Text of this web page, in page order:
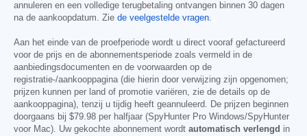
annuleren en een volledige terugbetaling ontvangen binnen 30 dagen
na de aankoopdatum. Zie de veelgestelde vragen.
Aan het einde van de proefperiode wordt u direct vooraf gefactureerd
voor de prijs en de abonnementsperiode zoals vermeld in de
aanbiedingsdocumenten en de voorwaarden op de
registratie-/aankooppagina (die hierin door verwijzing zijn opgenomen;
prijzen kunnen per land of promotie variëren, zie de details op de
aankooppagina), tenzij u tijdig heeft geannuleerd. De prijzen beginnen
doorgaans bij $79.98 per halfjaar (SpyHunter Pro Windows/SpyHunter
voor Mac). Uw gekochte abonnement wordt automatisch verlengd in